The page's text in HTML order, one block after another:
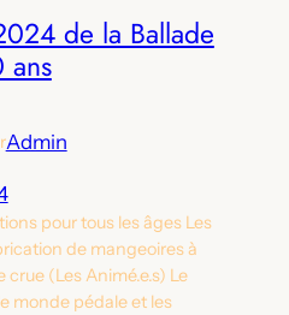
de la Ballade
ans
Admin
pour tous les âges Les
de mangeoires à
(Les Animé.e.s) Le
monde pédale et les